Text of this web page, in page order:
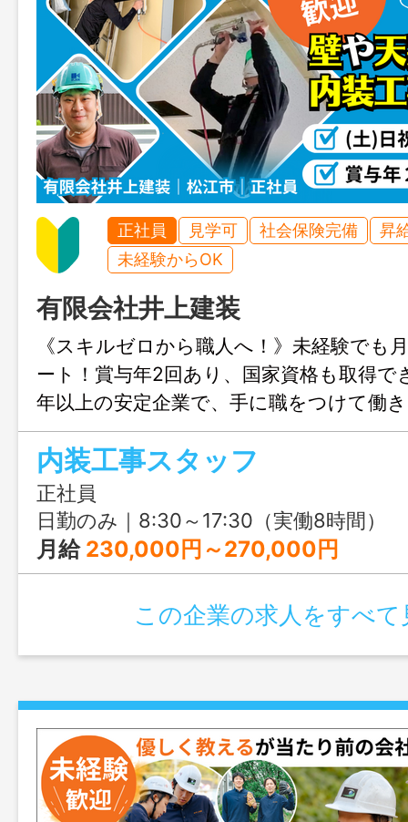
正社員 見学可 社会保険完備
昇
未経験からOK
有限会社井上建装
《スキルゼロから職人へ！》未経験でも
ート！賞与年2回あり、国家資格も取得で
年以上の安定企業で、手に職をつけて働
内装工事スタッフ
正社員
日勤のみ｜8:30～17:30（実働8時間）
月給 230,000円～270,000円
この企業の求人をすべて